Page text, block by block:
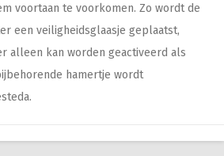
voortaan te voorkomen. Zo wordt de
een veiligheidsglaasje geplaatst,
alleen kan worden geactiveerd als
hamertje wordt